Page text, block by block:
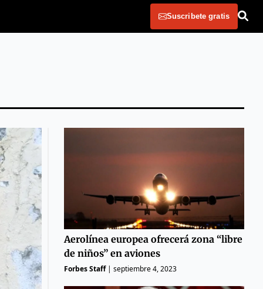
Suscribete gratis
Aerolínea europea ofrecerá zona “libre
de niños” en aviones
Forbes Staff| septiembre 4, 2023